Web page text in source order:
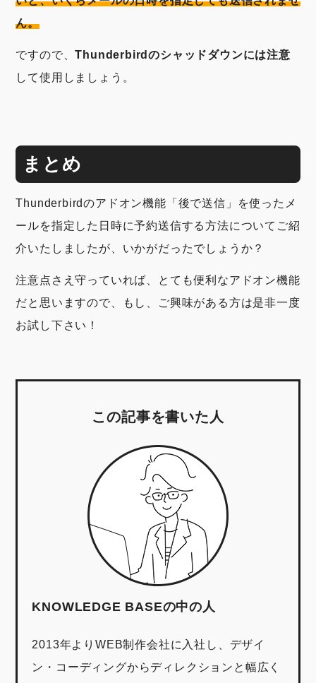
ん。
ですので、Thunderbirdのシャッドダウンには注意
して使用しましょう。
まとめ
Thunderbirdのアドオン機能「後で送信」を使ったメ
ールを指定した日時に予約送信する方法についてご紹
介いたしましたが、いかがだったでしょうか？
注意点さえ守っていれば、とても便利なアドオン機能
だと思いますので、もし、ご興味がある方は是非一度
お試し下さい！
この記事を書いた人
KNOWLEDGE BASEの中の人
2013年よりWEB制作会社に入社し、デザイ
ン・コーディングからディレクションと幅広く